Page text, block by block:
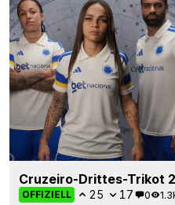
Cruzeiro-Drittes-Trikot
OFFIZIELL 25 17 0